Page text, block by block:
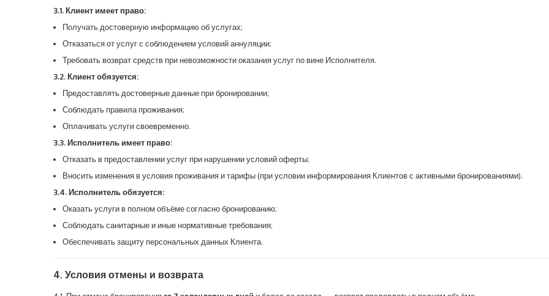
3.1. Клиент имеет право:
Получать достоверную информацию об услугах;
Отказаться от услуг с соблюдением условий аннуляции;
Требовать возврат средств при невозможности оказания услуг по вине Исполнителя.
3.2. Клиент обязуется:
Предоставлять достоверные данные при бронировании;
Соблюдать правила проживания;
Оплачивать услуги своевременно.
3.3. Исполнитель имеет право:
Отказать в предоставлении услуг при нарушении условий оферты;
Вносить изменения в условия проживания и тарифы (при условии информирования Клиентов с активными бронированиями).
3.4. Исполнитель обязуется:
Оказать услуги в полном объёме согласно бронированию;
Соблюдать санитарные и иные нормативные требования;
Обеспечивать защиту персональных данных Клиента.
4. Условия отмены и возврата